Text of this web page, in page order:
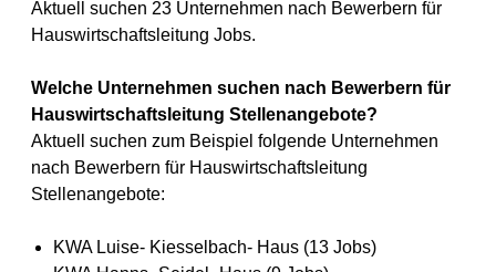
Aktuell suchen 23 Unternehmen nach Bewerbern für
Hauswirtschaftsleitung Jobs.
Welche Unternehmen suchen nach Bewerbern für
Hauswirtschaftsleitung Stellenangebote?
Aktuell suchen zum Beispiel folgende Unternehmen
nach Bewerbern für Hauswirtschaftsleitung
Stellenangebote:
KWA Luise- Kiesselbach- Haus (13 Jobs)